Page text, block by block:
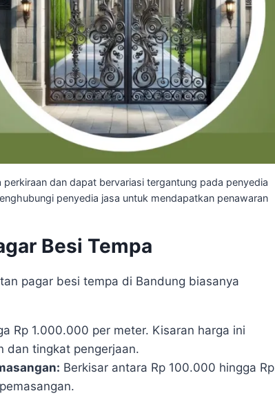
dan dapat bervariasi tergantung pada penyedia
penyedia jasa untuk mendapatkan penawaran
Besi Tempa
pagar besi tempa di Bandung biasanya
Rp 1.000.000 per meter. Kisaran harga ini
dan tingkat pengerjaan.
Berkisar antara Rp 100.000 hingga Rp